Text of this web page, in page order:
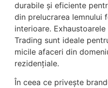
durabile și eficiente
din prelucrarea lemnului
interioare.
Trading sunt ideale
micile afaceri din
rezidențiale.
În ceea ce privește